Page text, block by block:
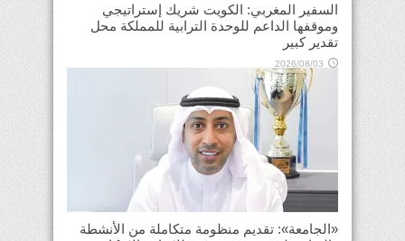
السفير المغربي: الكويت شريك إستراتيجي
وموقفها الداعم للوحدة الترابية للمملكة محل
تقدير كبير
2026/08/03
«الجامعة»: تقديم منظومة متكاملة من الأنشطة